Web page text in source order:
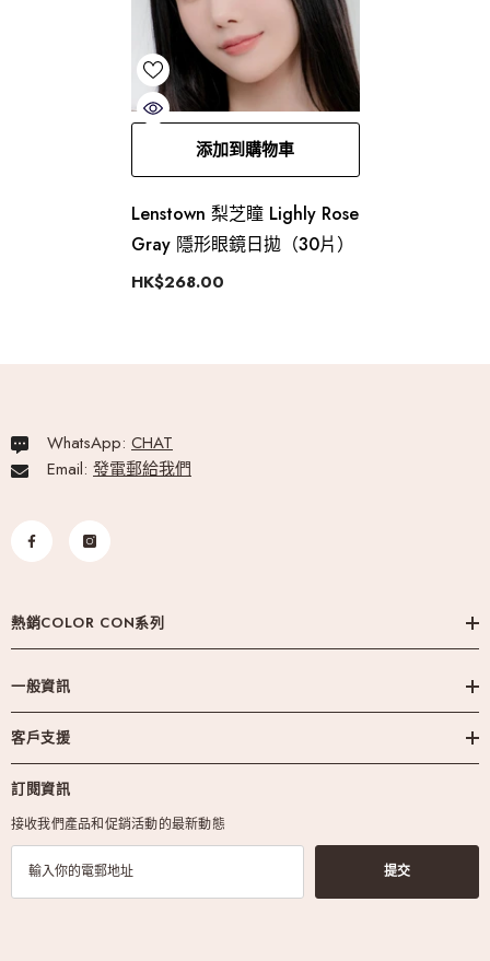
添加到購物車
Lenstown 梨芝瞳 Lighly Rose
Gray 隱形眼鏡日拋（30片）
HK$268.00
WhatsApp: CHAT
Email: 發電郵給我們
熱銷COLOR CON系列
一般資訊
客戶支援
訂閱資訊
接收我們產品和促銷活動的最新動態
提交